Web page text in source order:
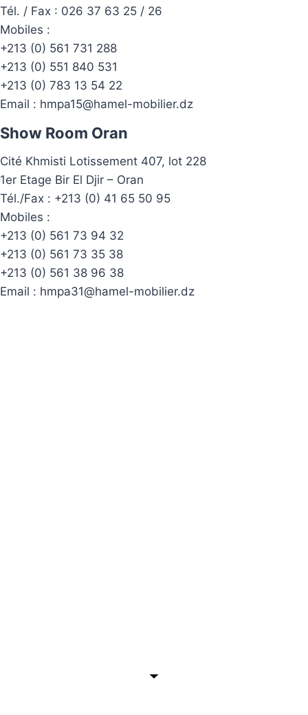
Tél. / Fax : 026 37 63 25 / 26
Mobiles :
+213 (0) 561 731 288
+213 (0) 551 840 531
+213 (0) 783 13 54 22
Email : hmpa15@hamel-mobilier.dz
Show Room Oran
Cité Khmisti Lotissement 407, lot 228
1er Etage Bir El Djir – Oran
Tél./Fax : +213 (0) 41 65 50 95
Mobiles :
+213 (0) 561 73 94 32
+213 (0) 561 73 35 38
+213 (0) 561 38 96 38
Email : hmpa31@hamel-mobilier.dz